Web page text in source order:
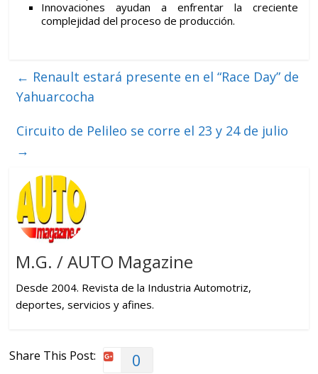
Innovaciones ayudan a enfrentar la creciente
complejidad del proceso de producción.
← Renault estará presente en el “Race Day” de
Yahuarcocha
Circuito de Pelileo se corre el 23 y 24 de julio
→
M.G. / AUTO Magazine
Desde 2004. Revista de la Industria Automotriz,
deportes, servicios y afines.
Share This Post: 0